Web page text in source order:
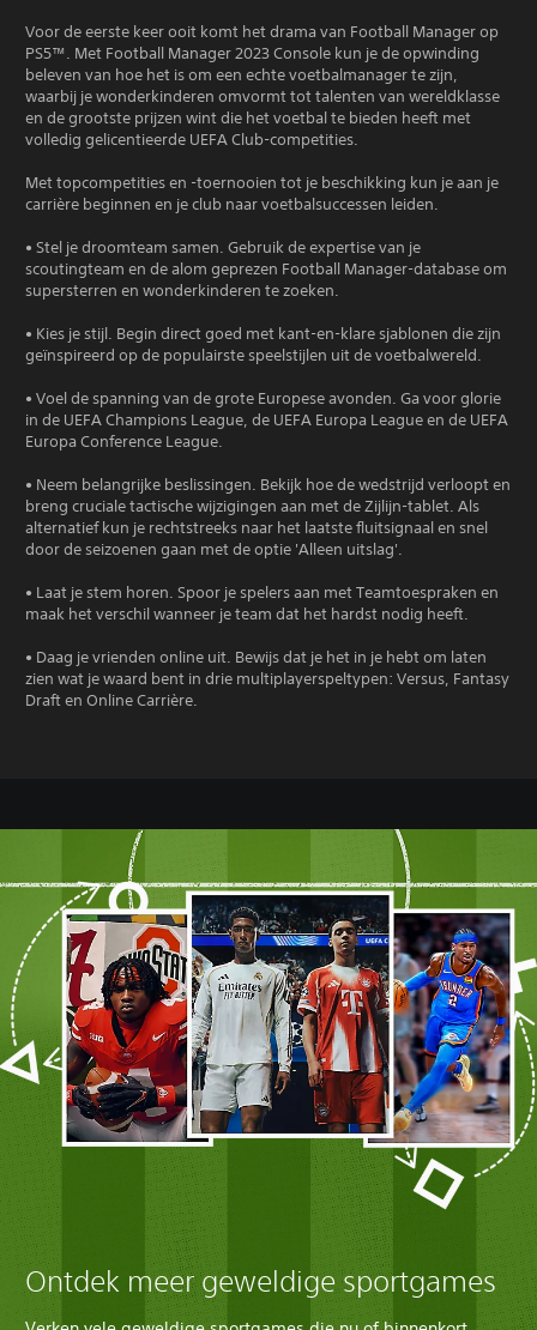
Voor de eerste keer ooit komt het drama van Football Manager op
PS5™. Met Football Manager 2023 Console kun je de opwinding
beleven van hoe het is om een echte voetbalmanager te zijn,
waarbij je wonderkinderen omvormt tot talenten van wereldklasse
en de grootste prijzen wint die het voetbal te bieden heeft met
volledig gelicentieerde UEFA Club-competities.
Met topcompetities en -toernooien tot je beschikking kun je aan je
carrière beginnen en je club naar voetbalsuccessen leiden.
• Stel je droomteam samen. Gebruik de expertise van je
scoutingteam en de alom geprezen Football Manager-database om
supersterren en wonderkinderen te zoeken.
• Kies je stijl. Begin direct goed met kant-en-klare sjablonen die zijn
geïnspireerd op de populairste speelstijlen uit de voetbalwereld.
• Voel de spanning van de grote Europese avonden. Ga voor glorie
in de UEFA Champions League, de UEFA Europa League en de UEFA
Europa Conference League.
• Neem belangrijke beslissingen. Bekijk hoe de wedstrijd verloopt en
breng cruciale tactische wijzigingen aan met de Zijlijn-tablet. Als
alternatief kun je rechtstreeks naar het laatste fluitsignaal en snel
door de seizoenen gaan met de optie 'Alleen uitslag'.
• Laat je stem horen. Spoor je spelers aan met Teamtoespraken en
maak het verschil wanneer je team dat het hardst nodig heeft.
• Daag je vrienden online uit. Bewijs dat je het in je hebt om laten
zien wat je waard bent in drie multiplayerspeltypen: Versus, Fantasy
Draft en Online Carrière.
Ontdek meer geweldige sportgames